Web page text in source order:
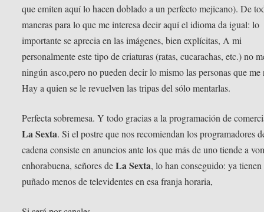
que emiten aquí lo hacen doblado a un perfecto mejicano). De
maneras para lo que me interesa decir aquí el idioma da igual: lo
importante se aprecia en las imágenes, bien explícitas, A mi
personalmente este tipo de criaturas (ratas, cucarachas, etc.) no
ningún asco,pero no pueden decir lo mismo las personas que me
Hay a quien se le revuelven las tripas del sólo mentarlas.
Perfecta sobremesa. Y todo gracias a la programación de
La Sexta. Si el postre que nos recomiendan los programadores
cadena consiste en anuncios ante los que más de uno tiende a
enhorabuena, señores deLa Sexta, lo han conseguido: ya
puñado menos de televidentes en esa franja horaria,